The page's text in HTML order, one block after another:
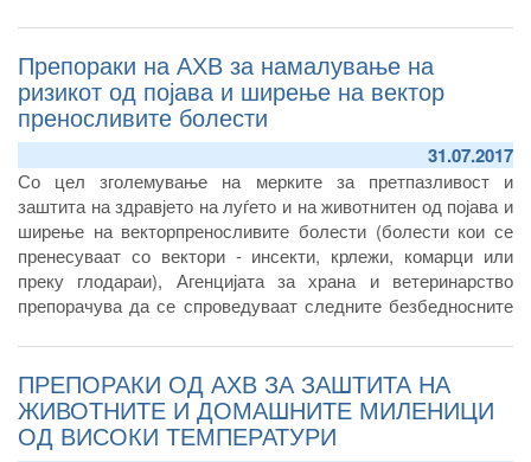
да заболат и животните и луѓето.
Препораки на АХВ за намалување на
ризикот од појава и ширење на вектор
преносливите болести
31.07.2017
Со цел зголемување на мерките за претпазливост и
заштита на здравјето на луѓето и на животнитен од појава и
ширење на векторпреносливите болести (болести кои се
пренесуваат со вектори - инсекти, крлежи, комарци или
преку глодараи), Агенцијата за храна и ветеринарство
препорачува да се спроведуваат следните безбедносните
за можна појава на овие болести
ПРЕПОРАКИ ОД АХВ ЗА ЗАШТИТА НА
ЖИВОТНИТЕ И ДОМАШНИТЕ МИЛЕНИЦИ
ОД ВИСОКИ ТЕМПЕРАТУРИ